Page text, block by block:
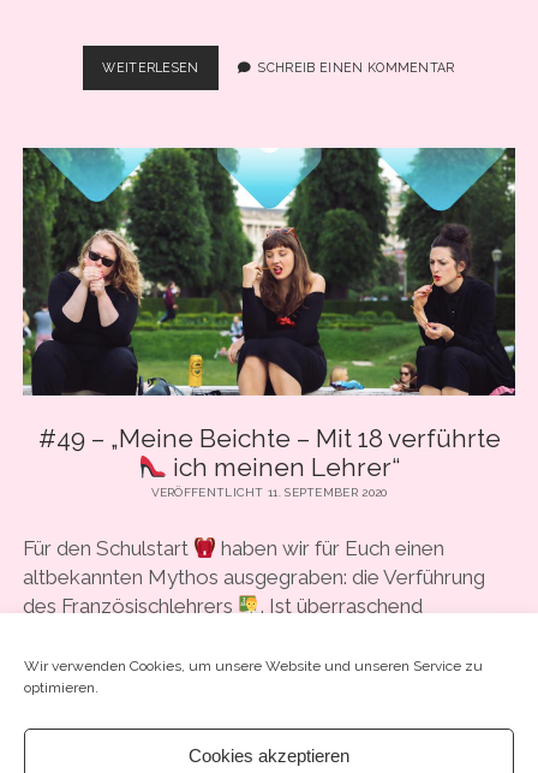
Wir verwenden Cookies, um unsere Website und unseren Service zu
optimieren.
Cookies akzeptieren
WEITERLESEN
–
BLEIBEN?
-
“MEIN
MANN
SCHLIEF
SICH
NACH
OBEN“
MIT
DIALEKTPOETIN
FANNY
SCHREIB EINEN KOMMENTAR
#49 – „Meine Beichte – Mit 18 verführte
ich meinen Lehrer“
VERÖFFENTLICHT 11. SEPTEMBER 2020
Für den Schulstart
haben wir für Euch einen
altbekannten Mythos ausgegraben: die Verführung
des Französischlehrers
. Ist überraschend
„MEINE